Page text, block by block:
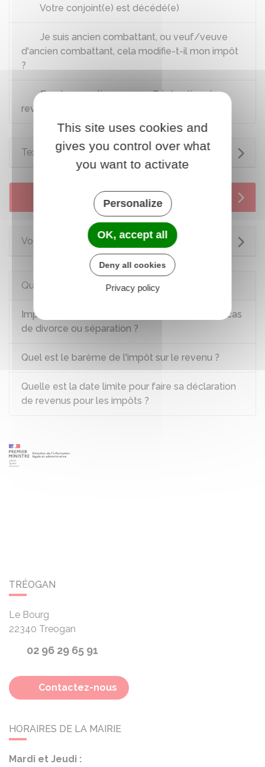
Votre conjoint(e) est décédé(e)
Je suis ancien combattant, ou veuf/veuve
d'ancien combattant, cela modifie-t-il mon impôt
?
Brochure pratique 2025 - Déclaration des
revenus de 2024
Textes de référence
Services en ligne et formulaires
Voir aussi
Questions ? Réponses !
Impôt sur le revenu - Quel quotient familial en cas
de divorce ou séparation ?
Quel est le barème de l'impôt sur le revenu ?
Quelle est la date limite pour faire sa déclaration
de revenus pour les impôts ?
TRÉOGAN
Le Bourg
22340 Treogan
02 96 29 65 91
Contactez-nous
HORAIRES DE LA MAIRIE
Mardi et Jeudi :
This site uses cookies and
gives you control over what
you want to activate
Personalize
OK, accept all
Deny all cookies
Privacy policy